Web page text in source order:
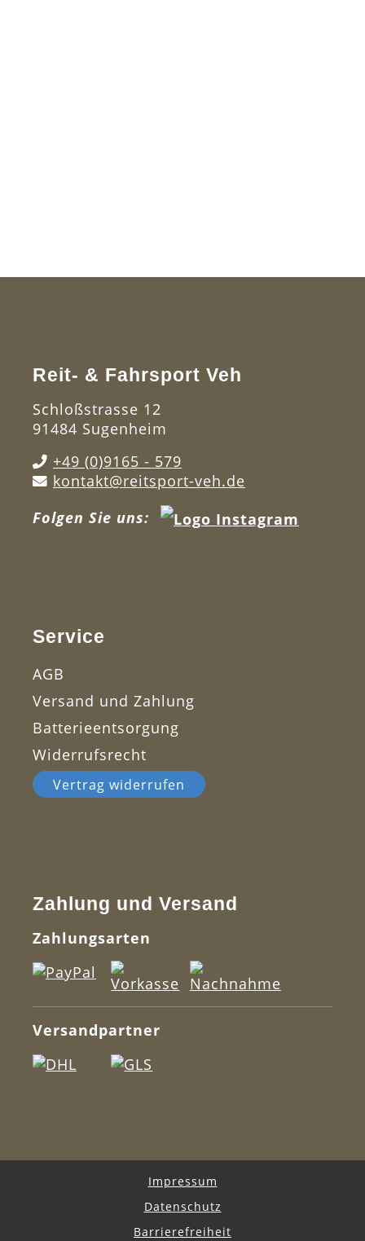
Reit- & Fahrsport Veh
Schloßstrasse 12
91484 Sugenheim
+49 (0)9165 - 579
kontakt@reitsport-veh.de
Folgen Sie uns:
Service
AGB
Versand und Zahlung
Batterieentsorgung
Widerrufsrecht
Vertrag widerrufen
Zahlung und Versand
Zahlungsarten
Versandpartner
Impressum
Datenschutz
Barrierefreiheit